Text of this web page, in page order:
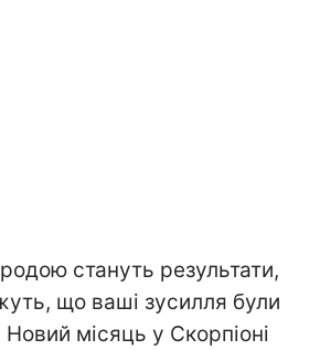
стануть результати,
що ваші зусилля були
місяць у Скорпіоні